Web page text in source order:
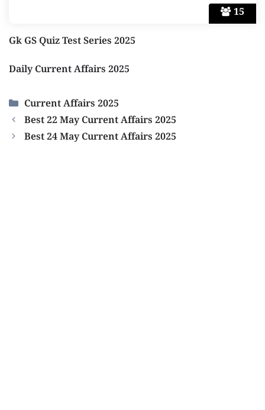
15
Gk GS Quiz Test Series 2025
Daily Current Affairs 2025
Categories
Current Affairs 2025
Best 22 May Current Affairs 2025
Best 24 May Current Affairs 2025